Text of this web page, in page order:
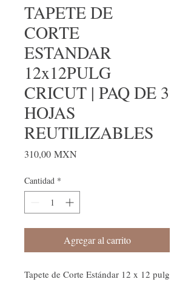
TAPETE DE
CORTE
ESTANDAR
12x12PULG
CRICUT | PAQ DE 3
HOJAS
REUTILIZABLES
310,00 MXN
Cantidad *
Agregar al carrito
Tapete de Corte Estándar 12 x 12 pulg